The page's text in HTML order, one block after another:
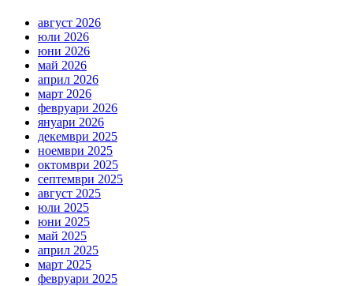
август 2026
юли 2026
юни 2026
май 2026
април 2026
март 2026
февруари 2026
януари 2026
декември 2025
ноември 2025
октомври 2025
септември 2025
август 2025
юли 2025
юни 2025
май 2025
април 2025
март 2025
февруари 2025